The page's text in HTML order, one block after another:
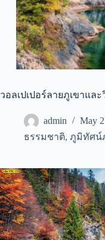
วอลเปเปอร์ลายภูเขาแล
admin
May
ธรรมชาติ, ภูมิทัศน์